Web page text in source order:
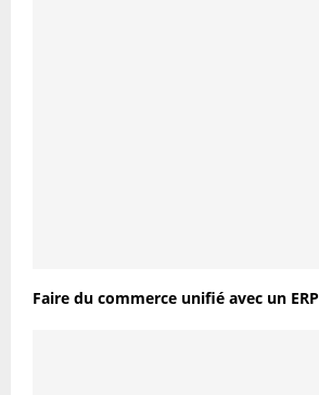
Faire du commerce unifié avec un ERP